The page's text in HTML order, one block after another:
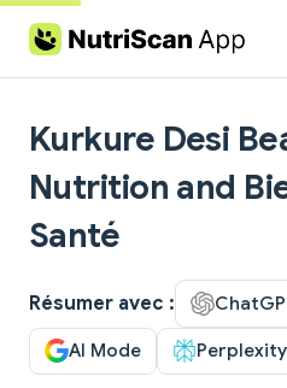
Skip to content
Kurkure Desi
Nutrition and
Santé
Résumer avec :
AI Mode Perplexity